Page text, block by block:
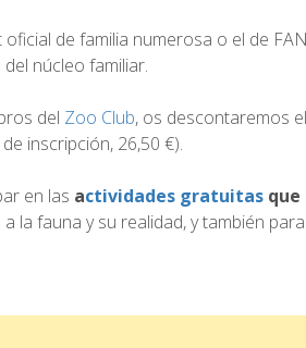
de familia numerosa o el de
núcleo familiar.
del Zoo Club, os descontaremos
inscripción, 26,50 €).
en las actividades gratuitas que
la fauna y su realidad, y también